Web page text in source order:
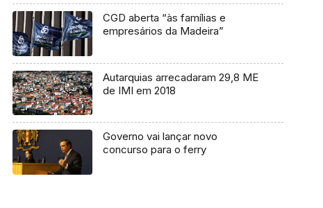
CGD aberta “às famílias e
empresários da Madeira”
Autarquias arrecadaram 29,8 ME
de IMI em 2018
Governo vai lançar novo
concurso para o ferry